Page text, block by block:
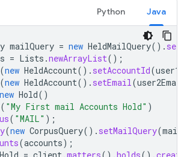
Java
Python
mailQuery = new HeldMailQuery().
= Lists .newArrayList();
(new HeldAccount(). setAccountId(
(new HeldAccount(). setEmail(user2Email
new Hold()
( "My First mail Accounts Hold" )
( "MAIL" );
(new CorpusQuery(). setMailQuery(
(accounts);